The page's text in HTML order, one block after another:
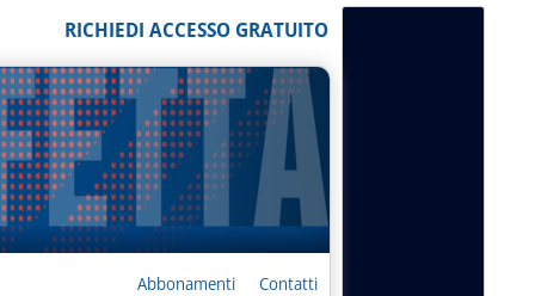
RICHIEDI ACCESSO GRATUITO
Abbonamenti
Contatti